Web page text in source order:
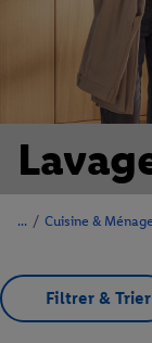
/ Cuisine & Ménage
Filtrer & Trier